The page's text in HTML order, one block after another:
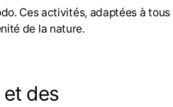
Ces activités, adaptées à tous
de la nature.
des